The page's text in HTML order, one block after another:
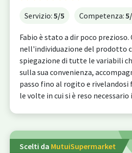
Servizio: 5/5 Competenza: 5
Fabio è stato a dir poco prezioso.
nell'individuazione del prodotto
spiegazione di tutte le variabili
sulla sua convenienza,
passo fino al rogito e
le volte in cui si è reso necessario
Scelti da MutuiSupermarket